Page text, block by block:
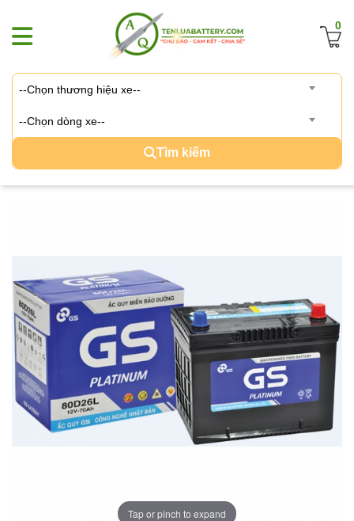
0
--Chọn thương hiệu xe--
--Chọn dòng xe--
Tìm kiếm
Tap or pinch to expand